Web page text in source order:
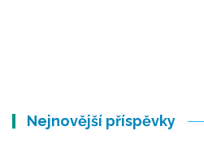
Nejnovější příspěvky